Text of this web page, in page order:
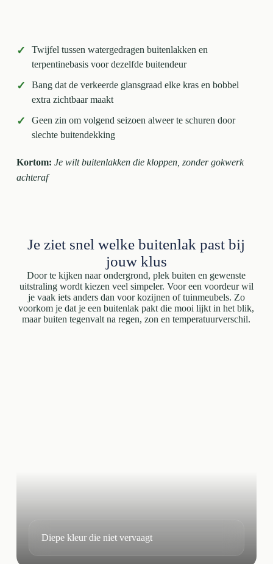
✓
Twijfel tussen watergedragen buitenlakken en
terpentinebasis voor dezelfde buitendeur
✓
Bang dat de verkeerde glansgraad elke kras en bobbel
extra zichtbaar maakt
✓
Geen zin om volgend seizoen alweer te schuren door
slechte buitendekking
Kortom: Je wilt buitenlakken die kloppen, zonder gokwerk
achteraf
Je ziet snel welke buitenlak past bij
jouw klus
Door te kijken naar ondergrond, plek buiten en gewenste
uitstraling wordt kiezen veel simpeler. Voor een voordeur wil
je vaak iets anders dan voor kozijnen of tuinmeubels. Zo
voorkom je dat je een buitenlak pakt die mooi lijkt in het blik,
maar buiten tegenvalt na regen, zon en temperatuurverschil.
Diepe kleur die niet vervaagt